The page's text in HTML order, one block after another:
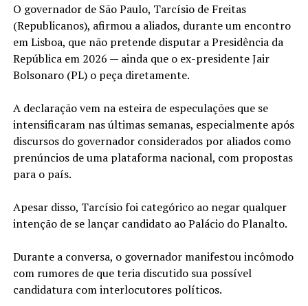
O governador de São Paulo, Tarcísio de Freitas
(Republicanos), afirmou a aliados, durante um encontro
em Lisboa, que não pretende disputar a Presidência da
República em 2026 — ainda que o ex-presidente Jair
Bolsonaro (PL) o peça diretamente.
A declaração vem na esteira de especulações que se
intensificaram nas últimas semanas, especialmente após
discursos do governador considerados por aliados como
prenúncios de uma plataforma nacional, com propostas
para o país.
Apesar disso, Tarcísio foi categórico ao negar qualquer
intenção de se lançar candidato ao Palácio do Planalto.
Durante a conversa, o governador manifestou incômodo
com rumores de que teria discutido sua possível
candidatura com interlocutores políticos.